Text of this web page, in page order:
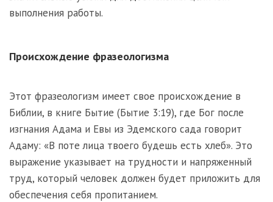
выполнения работы.
Происхождение фразеологизма
Этот фразеологизм имеет свое происхождение в
Библии, в книге Бытие (Бытие 3:19), где Бог после
изгнания Адама и Евы из Эдемского сада говорит
Адаму: «В поте лица твоего будешь есть хлеб». Это
выражение указывает на трудности и напряженный
труд, который человек должен будет приложить для
обеспечения себя пропитанием.